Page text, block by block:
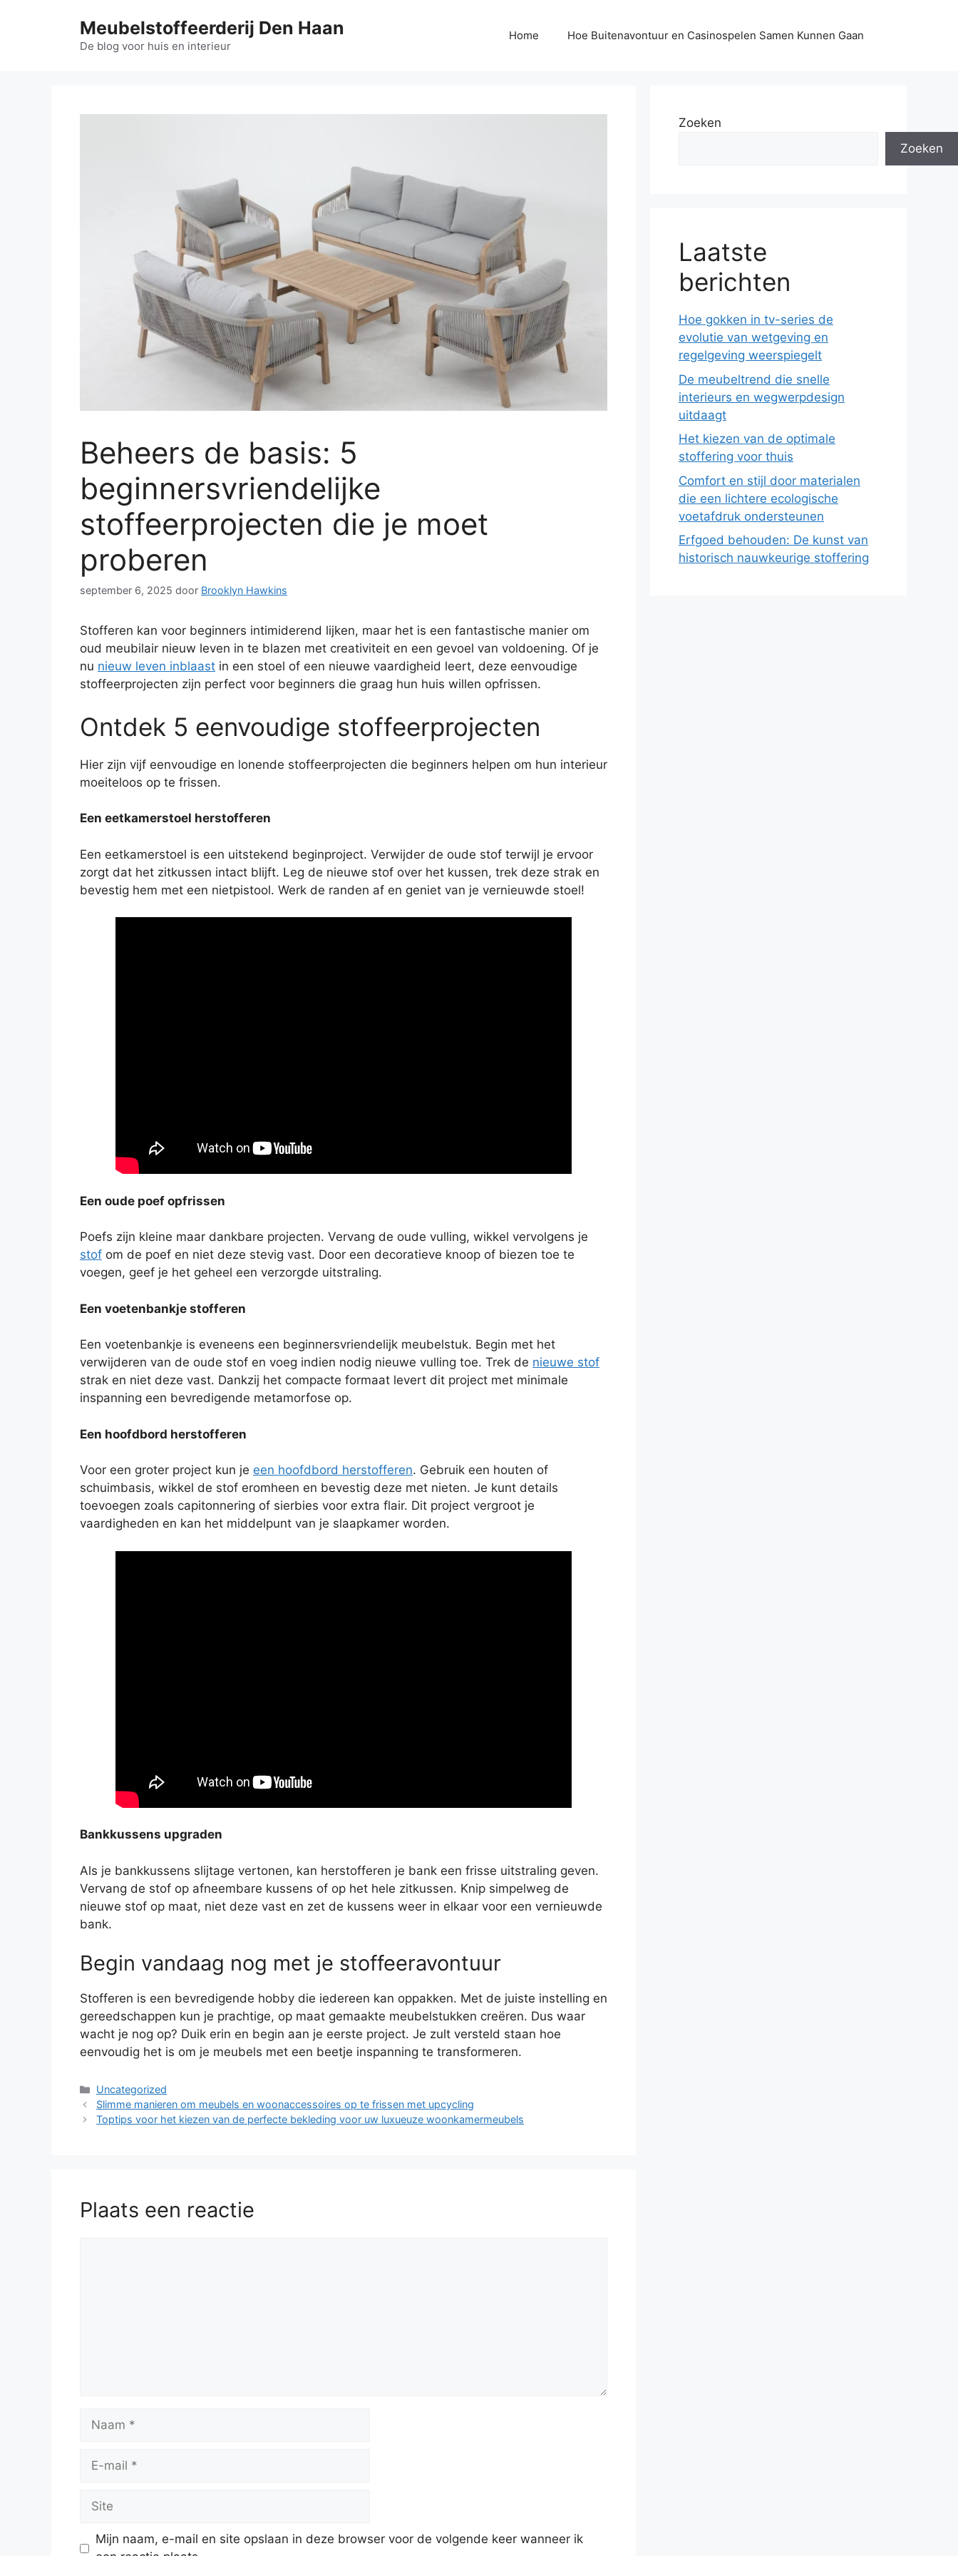
Meubelstoffeerderij Den Haan
De blog voor huis en interieur
Home Hoe Buitenavontuur en Casinospelen Samen Kunnen Gaan
Beheers de basis: 5
beginnersvriendelijke
stoffeerprojecten die je moet
proberen
september 6, 2025 door Brooklyn Hawkins
Stofferen kan voor beginners intimiderend lijken, maar het is een fantastische manier om
oud meubilair nieuw leven in te blazen met creativiteit en een gevoel van voldoening. Of je
nu nieuw leven inblaast in een stoel of een nieuwe vaardigheid leert, deze eenvoudige
stoffeerprojecten zijn perfect voor beginners die graag hun huis willen opfrissen.
Ontdek 5 eenvoudige stoffeerprojecten
Hier zijn vijf eenvoudige en lonende stoffeerprojecten die beginners helpen om hun interieur
moeiteloos op te frissen.
Een eetkamerstoel herstofferen
Een eetkamerstoel is een uitstekend beginproject. Verwijder de oude stof terwijl je ervoor
zorgt dat het zitkussen intact blijft. Leg de nieuwe stof over het kussen, trek deze strak en
bevestig hem met een nietpistool. Werk de randen af en geniet van je vernieuwde stoel!
Een oude poef opfrissen
Poefs zijn kleine maar dankbare projecten. Vervang de oude vulling, wikkel vervolgens je
stof om de poef en niet deze stevig vast. Door een decoratieve knoop of biezen toe te
voegen, geef je het geheel een verzorgde uitstraling.
Een voetenbankje stofferen
Een voetenbankje is eveneens een beginnersvriendelijk meubelstuk. Begin met het
verwijderen van de oude stof en voeg indien nodig nieuwe vulling toe. Trek de nieuwe stof
strak en niet deze vast. Dankzij het compacte formaat levert dit project met minimale
inspanning een bevredigende metamorfose op.
Een hoofdbord herstofferen
Voor een groter project kun je een hoofdbord herstofferen. Gebruik een houten of
schuimbasis, wikkel de stof eromheen en bevestig deze met nieten. Je kunt details
toevoegen zoals capitonnering of sierbies voor extra flair. Dit project vergroot je
vaardigheden en kan het middelpunt van je slaapkamer worden.
Bankkussens upgraden
Als je bankkussens slijtage vertonen, kan herstofferen je bank een frisse uitstraling geven.
Vervang de stof op afneembare kussens of op het hele zitkussen. Knip simpelweg de
nieuwe stof op maat, niet deze vast en zet de kussens weer in elkaar voor een vernieuwde
bank.
Begin vandaag nog met je stoffeeravontuur
Stofferen is een bevredigende hobby die iedereen kan oppakken. Met de juiste instelling en
gereedschappen kun je prachtige, op maat gemaakte meubelstukken creëren. Dus waar
wacht je nog op? Duik erin en begin aan je eerste project. Je zult versteld staan hoe
eenvoudig het is om je meubels met een beetje inspanning te transformeren.
Categorieën
Uncategorized
Slimme manieren om meubels en woonaccessoires op te frissen met upcycling
Toptips voor het kiezen van de perfecte bekleding voor uw luxueuze woonkamermeubels
Plaats een reactie
Naam
Site
Mijn naam, e-mail en site opslaan in deze browser voor de volgende keer wanneer ik
Zoeken
Zoeken
Laatste
berichten
Hoe gokken in tv-series de
evolutie van wetgeving en
regelgeving weerspiegelt
De meubeltrend die snelle
interieurs en wegwerpdesign
uitdaagt
Het kiezen van de optimale
stoffering voor thuis
Comfort en stijl door materialen
die een lichtere ecologische
voetafdruk ondersteunen
Erfgoed behouden: De kunst van
historisch nauwkeurige stoffering